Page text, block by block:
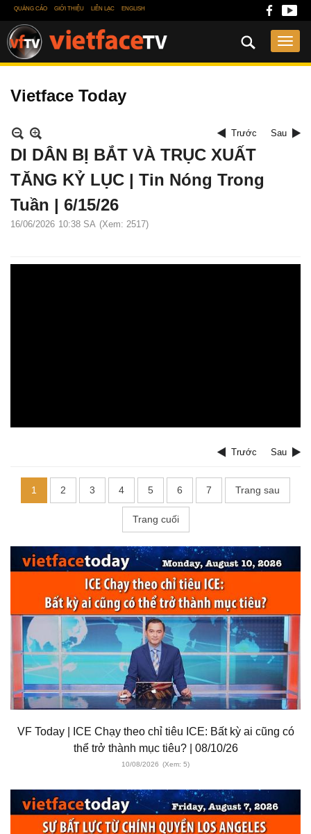
QUẢNG CÁO GIỚI THIỆU LIÊN LẠC ENGLISH
Vietface Today
Trước Sau
DI DÂN BỊ BẮT VÀ TRỤC XUẤT
TĂNG KỶ LỤC | Tin Nóng Trong
Tuần | 6/15/26
16/06/2026 10:38 SA (Xem: 2517)
Trước Sau
1 2 3 4 5 6 7 Trang sau
Trang cuối
VF Today | ICE Chạy theo chỉ tiêu ICE: Bất kỳ ai cũng có
thể trở thành mục tiêu? | 08/10/26
10/08/2026 (Xem: 5)